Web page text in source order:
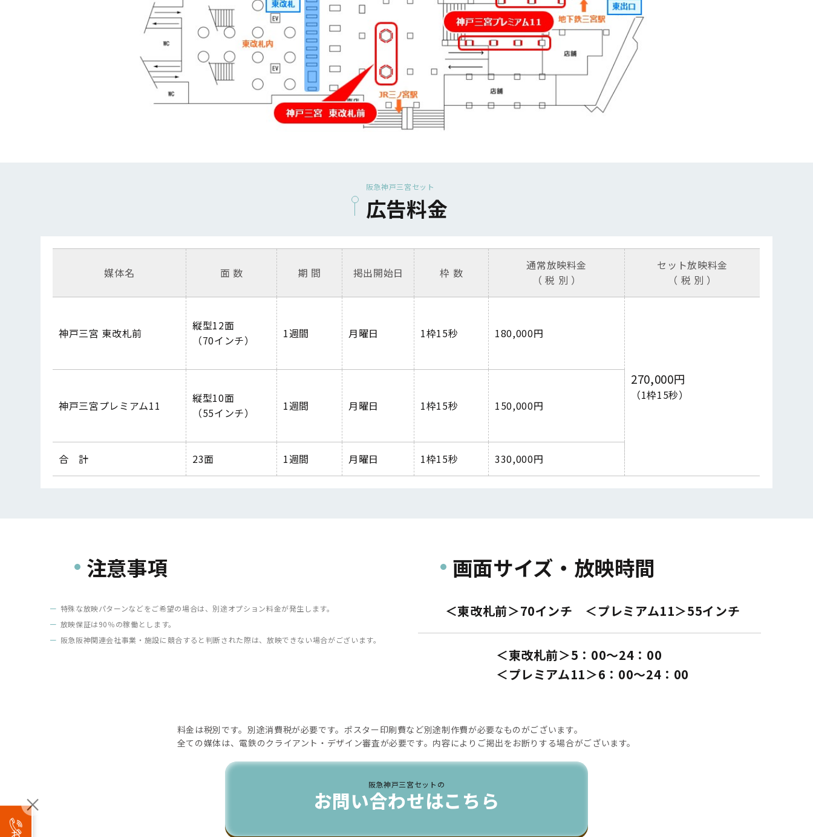
阪急神戸三宮セット
広告料金
媒体名 面 数 期 間 掲出開始日 枠 数
通常放映料金
（ 税 別 ）
セット放映料金
（ 税 別 ）
神戸三宮 東改札前
縦型12面
（70インチ）
1週間 月曜日 1枠15秒 180,000円
270,000円
（1枠15秒）
神戸三宮プレミアム11
縦型10面
（55インチ）
1週間 月曜日 1枠15秒 150,000円
合 計 23面 1週間 月曜日 1枠15秒 330,000円
注意事項
特殊な放映パターンなどをご希望の場合は、別途オプション料金が発生します。
放映保証は90％の稼働とします。
阪急阪神関連会社事業・施設に競合すると判断された際は、放映できない場合がございます。
画面サイズ・放映時間
＜東改札前＞70インチ ＜プレミアム11＞55インチ
＜東改札前＞5：00〜24：00
＜プレミアム11＞6：00〜24：00
料金は税別です。別途消費税が必要です。ポスター印刷費など別途制作費が必要なものがございます。
全ての媒体は、電鉄のクライアント・デザイン審査が必要です。内容によりご掲出をお断りする場合がございます。
阪急神戸三宮セットの
お問い合わせはこちら